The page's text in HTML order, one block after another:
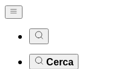
Cerca